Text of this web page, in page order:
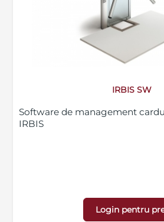
IRBIS SW
Software de management
IRBIS
Login pentru